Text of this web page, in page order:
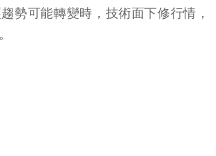
勢可能轉變時，技術面下修行情，